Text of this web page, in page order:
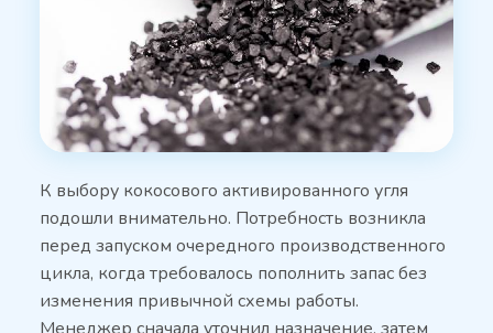
К выбору кокосового активированного угля
подошли внимательно. Потребность возникла
перед запуском очередного производственного
цикла, когда требовалось пополнить запас без
изменения привычной схемы работы.